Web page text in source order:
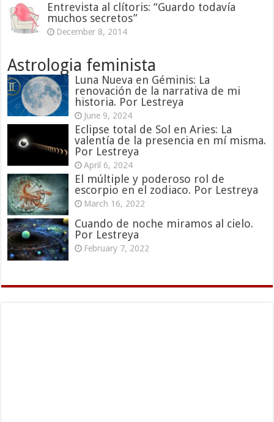
Entrevista al clítoris: “Guardo todavía
muchos secretos”
December 8, 2014
Astrologia feminista
Luna Nueva en Géminis: La
renovación de la narrativa de mi
historia. Por Lestreya
June 9, 2024
Eclipse total de Sol en Aries: La
valentía de la presencia en mí misma.
Por Lestreya
April 6, 2024
El múltiple y poderoso rol de
escorpio en el zodiaco. Por Lestreya
March 16, 2022
Cuando de noche miramos al cielo.
Por Lestreya
February 7, 2022